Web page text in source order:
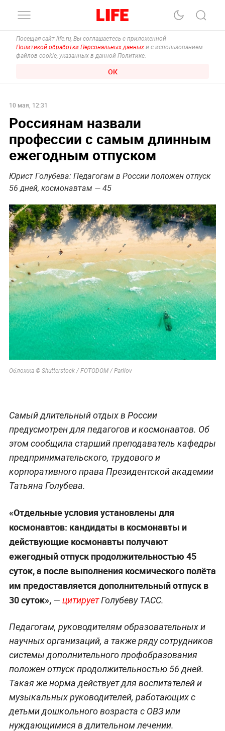
Посещая сайт life.ru, Вы соглашаетесь с приложенной
Политикой обработки Персональных данных и с использованием
файлов cookie, указанных в данной Политике.
ОК
10 мая, 12:31
Россиянам назвали
профессии с самым длинным
ежегодным отпуском
Юрист Голубева: Педагогам в России положен отпуск
56 дней, космонавтам — 45
Обложка © Shutterstock / FOTODOM / Parilov
Самый длительный отдых в России
предусмотрен для педагогов и космонавтов. Об
этом сообщила старший преподаватель кафедры
предпринимательского, трудового и
корпоративного права Президентской академии
Татьяна Голубева.
«Отдельные условия установлены для
космонавтов: кандидаты в космонавты и
действующие космонавты получают
ежегодный отпуск продолжительностью 45
суток, а после выполнения космического полёта
им предоставляется дополнительный отпуск в
30 суток», — цитируетГолубеву ТАСС.
Педагогам, руководителям образовательных и
научных организаций, а также ряду сотрудников
системы дополнительного профобразования
положен отпуск продолжительностью 56 дней.
Такая же норма действует для воспитателей и
музыкальных руководителей, работающих с
детьми дошкольного возраста с ОВЗ или
нуждающимися в длительном лечении.